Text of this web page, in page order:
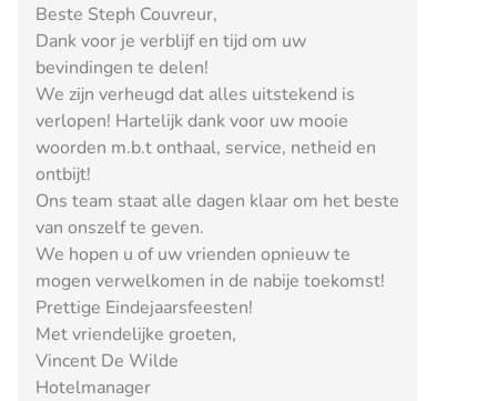
Beste Steph Couvreur,
Dank voor je verblijf en tijd om uw
bevindingen te delen!
We zijn verheugd dat alles uitstekend is
verlopen! Hartelijk dank voor uw mooie
woorden m.b.t onthaal, service, netheid en
ontbijt!
Ons team staat alle dagen klaar om het beste
van onszelf te geven.
We hopen u of uw vrienden opnieuw te
mogen verwelkomen in de nabije toekomst!
Prettige Eindejaarsfeesten!
Met vriendelijke groeten,
Vincent De Wilde
Hotelmanager